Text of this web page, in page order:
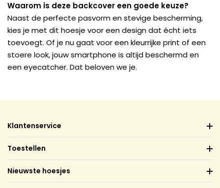
Waarom is deze backcover een goede keuze?
Naast de perfecte pasvorm en stevige bescherming,
kies je met dit hoesje voor een design dat écht iets
toevoegt. Of je nu gaat voor een kleurrijke print of een
stoere look, jouw smartphone is altijd beschermd en
een eyecatcher. Dat beloven we je.
Klantenservice
Toestellen
Nieuwste hoesjes